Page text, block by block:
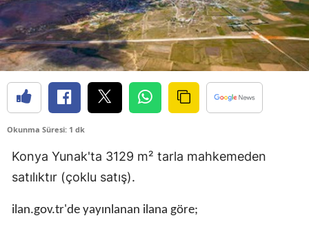
Burdur
Bursa
Denizli
Okunma Süresi: 1 dk
Konya Yunak'ta 3129 m² tarla mahkemeden
satılıktır (çoklu satış).
ilan.gov.tr'de yayınlanan ilana göre;